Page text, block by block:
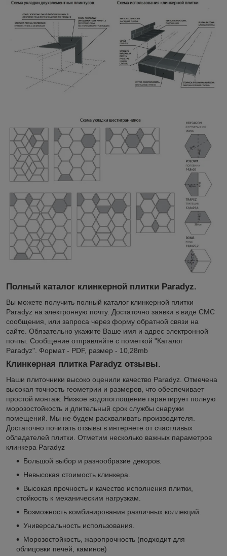
Полный каталог клинкерной плитки Paradyz.
Вы можете получить полный каталог клинкерной плитки
Paradyz на электронную почту. Достаточно заявки в виде СМС
сообщения, или запроса через форму обратной связи на
сайте. Обязательно укажите Ваше имя и адрес электронной
почты. Сообщение отправляйте с пометкой "Каталог
Paradyz". Формат - PDF, размер - 10,28mb
Клинкерная плитка Paradyz отзывы.
Наши плиточники высоко оценили качество Paradyz. Отмечена
высокая точность геометрии и размеров, что обеспечивает
простой монтаж. Низкое водопоглощение гарантирует полную
морозостойкость и длительный срок службы снаружи
помещений. Мы не будем расхваливать производителя.
Достаточно почитать отзывы в интернете от счастливых
обладателей плитки. Отметим несколько важных параметров
клинкера Paradyz
Большой выбор и разнообразие декоров.
Невысокая стоимость клинкера.
Высокая прочность и качество исполнения плитки,
стойкость к механическим нагрузкам.
Возможность комбинирования различных коллекций.
Универсальность использования.
Морозостойкость, жаропрочность (подходит для
облицовки печей, каминов)